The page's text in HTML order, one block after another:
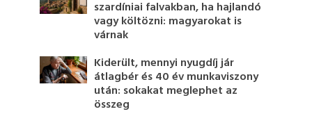
szardíniai falvakban, ha hajlandó
vagy költözni: magyarokat is
várnak
Kiderült, mennyi nyugdíj jár
átlagbér és 40 év munkaviszony
után: sokakat meglephet az
összeg